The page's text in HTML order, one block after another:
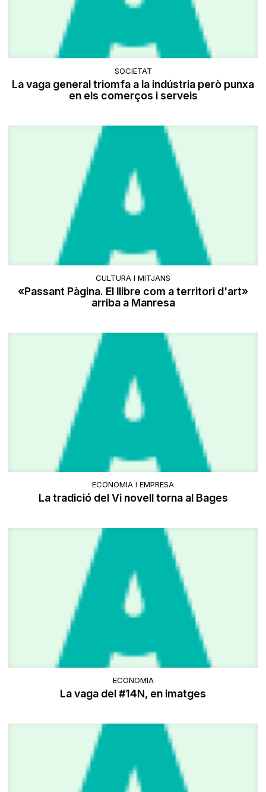
SOCIETAT
La vaga general triomfa a la indústria però punxa
en els comerços i serveis
CULTURA I MITJANS
«Passant Pàgina. El llibre com a territori d'art»
arriba a Manresa
ECONOMIA I EMPRESA
La tradició del Vi novell torna al Bages
ECONOMIA
La vaga del #14N, en imatges